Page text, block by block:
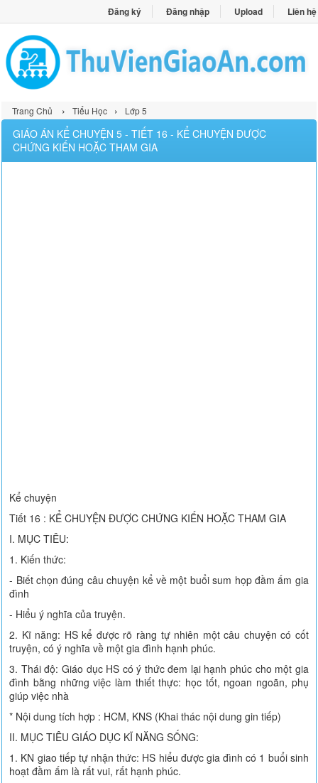
Đăng ký Đăng nhập Upload Liên hệ
Trang Chủ › Tiểu Học › Lớp 5
GIÁO ÁN KỂ CHUYỆN 5 - TIẾT 16 - KỂ CHUYỆN ĐƯỢC
CHỨNG KIẾN HOẶC THAM GIA
Kể chuyện
Tiết 16 : KỂ CHUYỆN ĐƯỢC CHỨNG KIẾN HOẶC THAM GIA
I. MỤC TIÊU:
1. Kiến thức:
- Biết chọn đúng câu chuyện kể về một buổi sum họp đầm ấm gia
đình
- Hiểu ý nghĩa của truyện.
2. Kĩ năng: HS kể được rõ ràng tự nhiên một câu chuyện có cốt
truyện, có ý nghĩa về một gia đình hạnh phúc.
3. Thái độ: Giáo dục HS có ý thức đem lại hạnh phúc cho một gia
đình bằng những việc làm thiết thực: học tốt, ngoan ngoãn, phụ
giúp việc nhà
* Nội dung tích hợp : HCM, KNS (Khai thác nội dung gin tiếp)
II. MỤC TIÊU GIÁO DỤC KĨ NĂNG SỐNG:
1. KN giao tiếp tự nhận thức: HS hiểu được gia đình có 1 buổi sinh
hoạt đầm ấm là rất vui, rất hạnh phúc.